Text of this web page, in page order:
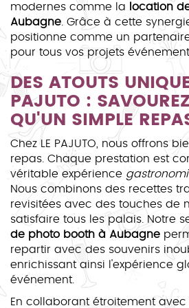
modernes comme la
location
Aubagne . Grâce à cette
positionne comme un
pour tous vos projets
DES ATOUTS
PAJUTO :
QU'UN SIMPLE
Chez LE PAJUTO, nous offrons
repas. Chaque prestation est
véritable expérience
Nous combinons des recettes
revisitées avec des touches de
satisfaire tous les palais. Notre
de photo booth à Aubagne
repartir avec des souvenirs
enrichissant ainsi l'expérience
événement.
En collaborant étroitement